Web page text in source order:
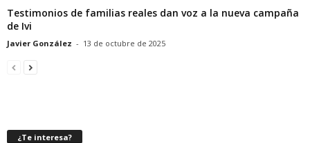
Testimonios de familias reales dan voz a la nueva campaña
de Ivi
Javier González - 13 de octubre de 2025
¿Te interesa?